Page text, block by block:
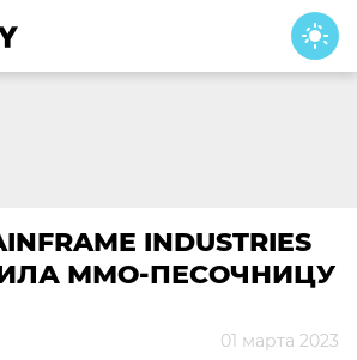
INDUSTRIES
ММО-ПЕСОЧНИЦУ
01 марта 2023